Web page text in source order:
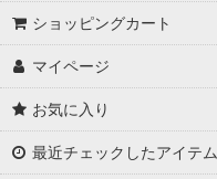
ショッピングカート
マイページ
お気に入り
最近チェックしたアイテム